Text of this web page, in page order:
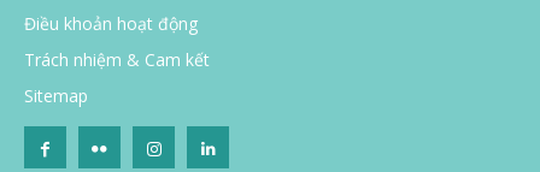
Điều khoản hoạt động
Trách nhiệm & Cam kết
Sitemap